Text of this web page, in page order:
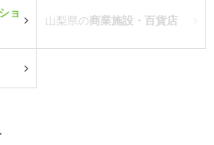
ョ
山梨県の商業施設・百貨店